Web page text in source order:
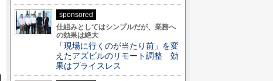
sponsored
仕組みとしてはシンプルだが、業務へ
の効果は絶大
「現場に行くのが当たり前」を変
えたアズビルのリモート調整 効
果はプライスレス